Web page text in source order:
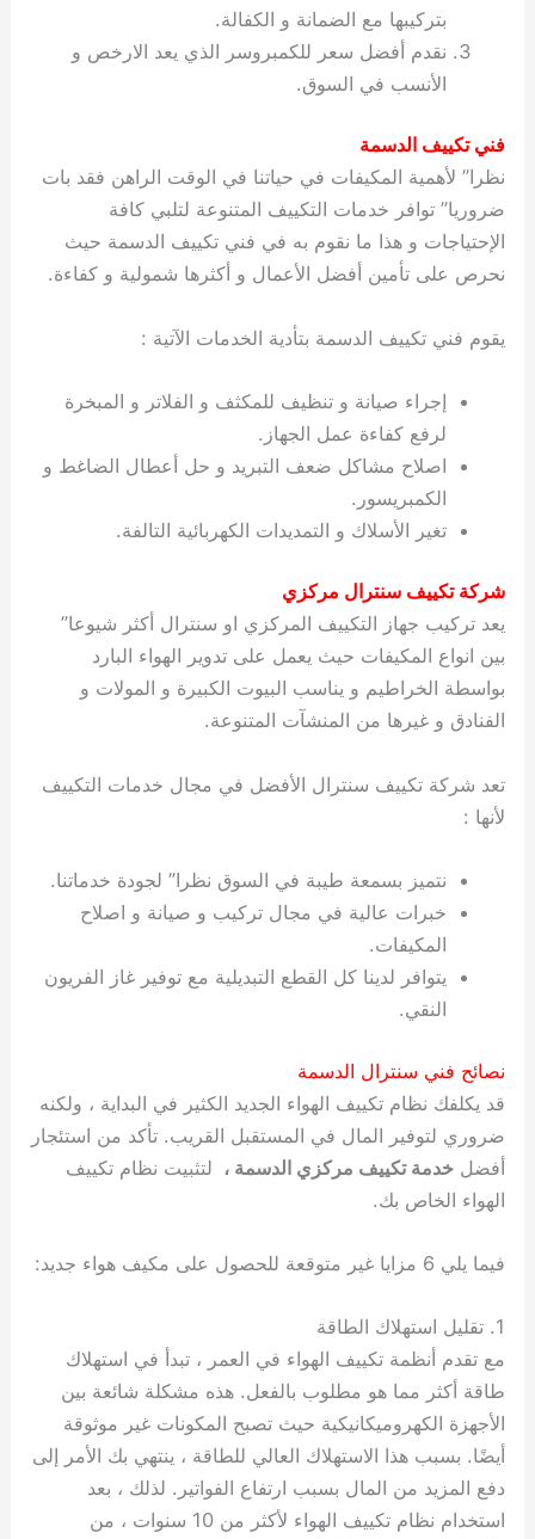
بتركيبها مع الضمانة و الكفالة.
نقدم أفضل سعر للكمبروسر الذي يعد الارخص و
الأنسب في السوق.
فني تكييف الدسمة
نظرا” لأهمية المكيفات في حياتنا في الوقت الراهن فقد بات
ضروريا” توافر خدمات التكييف المتنوعة لتلبي كافة
الإحتياجات و هذا ما نقوم به في فني تكييف الدسمة حيث
نحرص على تأمين أفضل الأعمال و أكثرها شمولية و كفاءة.
يقوم فني تكييف الدسمة بتأدية الخدمات الآتية :
إجراء صيانة و تنظيف للمكثف و الفلاتر و المبخرة
لرفع كفاءة عمل الجهاز.
اصلاح مشاكل ضعف التبريد و حل أعطال الضاغط و
الكمبريسور.
تغير الأسلاك و التمديدات الكهربائية التالفة.
شركة تكييف سنترال مركزي
يعد تركيب جهاز التكييف المركزي او سنترال أكثر شيوعا”
بين انواع المكيفات حيث يعمل على تدوير الهواء البارد
بواسطة الخراطيم و يناسب البيوت الكبيرة و المولات و
الفنادق و غيرها من المنشآت المتنوعة.
تعد شركة تكييف سنترال الأفضل في مجال خدمات التكييف
لأنها :
نتميز بسمعة طيبة في السوق نظرا” لجودة خدماتنا.
خبرات عالية في مجال تركيب و صيانة و اصلاح
المكيفات.
يتوافر لدينا كل القطع التبديلية مع توفير غاز الفريون
النقي.
نصائح فني سنترال الدسمة
قد يكلفك نظام تكييف الهواء الجديد الكثير في البداية ، ولكنه
ضروري لتوفير المال في المستقبل القريب. تأكد من استئجار
أفضلخدمة تكييف مركزي الدسمة ، لتثبيت نظام تكييف
الهواء الخاص بك.
فيما يلي 6 مزايا غير متوقعة للحصول على مكيف هواء جديد:
1. تقليل استهلاك الطاقة
مع تقدم أنظمة تكييف الهواء في العمر ، تبدأ في استهلاك
طاقة أكثر مما هو مطلوب بالفعل. هذه مشكلة شائعة بين
الأجهزة الكهروميكانيكية حيث تصبح المكونات غير موثوقة
أيضًا. بسبب هذا الاستهلاك العالي للطاقة ، ينتهي بك الأمر إلى
دفع المزيد من المال بسبب ارتفاع الفواتير. لذلك ، بعد
استخدام نظام تكييف الهواء لأكثر من 10 سنوات ، من